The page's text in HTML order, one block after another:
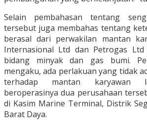
Selain pembahasan tentang
tersebut juga membahas tentang
berasal dari perwakilan mantan
Internasional Ltd dan Petrogas
bidang minyak dan gas bumi.
mengaku, ada perlakuan yang tidak
terhadap mantan karyawan
beroperasinya dua perusahaan
di Kasim Marine Terminal, Distrik
Barat Daya.